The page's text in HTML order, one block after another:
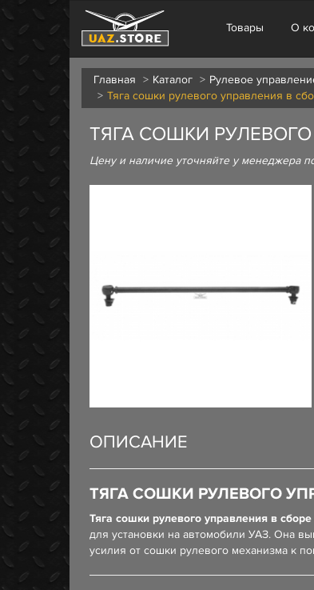
Товары О
Главная Каталог Рулевое
Тяга сошки рулевого управления в
ТЯГА СОШКИ РУЛЕВОГО
Цену и наличие уточняйте у менеджера
ОПИСАНИЕ
ТЯГА СОШКИ РУЛЕВОГО
Тяга сошки рулевого управления в
для установки на автомобили УАЗ. Она
усилия от сошки рулевого механизма к